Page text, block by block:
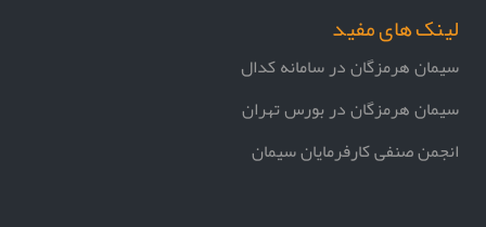
لینک های مفید
سیمان هرمزگان در سامانه کدال
سیمان هرمزگان در بورس تهران
انجمن صنفی کارفرمایان سیمان